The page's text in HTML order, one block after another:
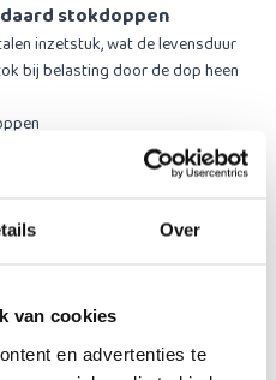
Over
van cookies
en advertenties te
stokdoppen
inzetstuk, wat de levensduur
bij belasting door de dop heen